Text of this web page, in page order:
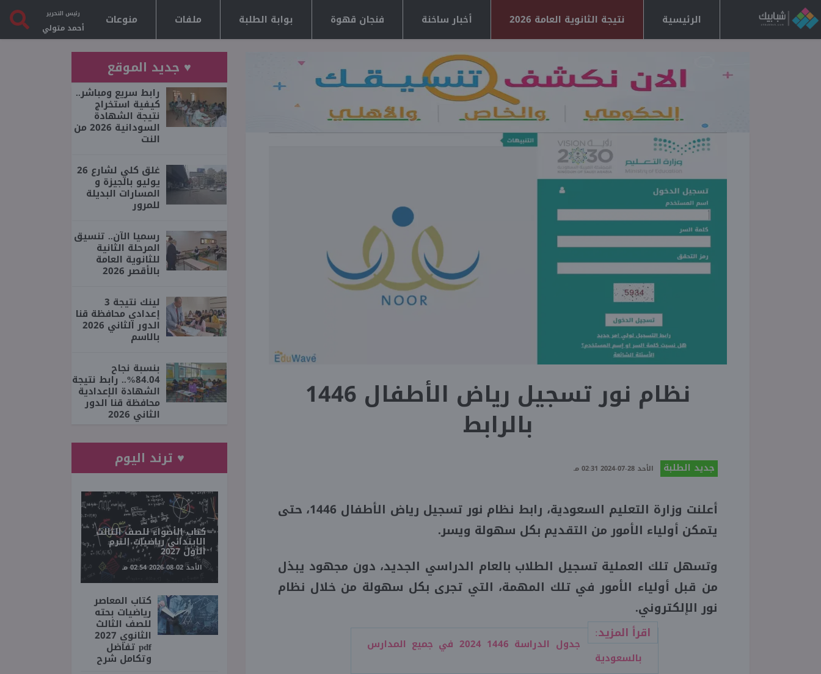
الرئيسية نتيجة الثانوية العامة 2026 أخبار ساخنة فنجان قهوة بوابة الطلبة ملفات منوعات رئيس التحرير
أحمد متولي
نظام نور تسجيل رياض الأطفال 1446
بالرابط
جديد الطلبة الأحد 28-07-2024 02:31 مـ
أعلنت وزارة التعليم السعودية، رابط نظام نور تسجيل رياض الأطفال 1446، حتى
يتمكن أولياء الأمور من التقديم بكل سهولة ويسر.
وتسهل تلك العملية تسجيل الطلاب بالعام الدراسي الجديد، دون مجهود يبذل
من قبل أولياء الأمور في تلك المهمة، التي تجرى بكل سهولة من خلال نظام
نور الإلكتروني.
اقرأ المزيد:
جدول الدراسة 1446 2024 في جميع المدارس
بالسعودية
♥ جديد الموقع
رابط سريع ومباشر..
كيفية استخراج
نتيجة الشهادة
السودانية 2026 من
النت
غلق كلي لشارع 26
يوليو بالجيزة و
المسارات البديلة
للمرور
رسميا الآن.. تنسيق
المرحلة الثانية
للثانوية العامة
بالأقصر 2026
لينك نتيجة 3
إعدادي محافظة قنا
الدور الثاني 2026
بالاسم
بنسبة نجاح
84.04%.. رابط نتيجة
الشهادة الإعدادية
محافظة قنا الدور
الثاني 2026
♥ ترند اليوم
كتاب الأضواء للصف الثالث
الابتدائي رياضيات الترم
الأول 2027
الأحد 02-08-2026 02:54 مـ
كتاب المعاصر
رياضيات بحته
للصف الثالث
الثانوي 2027
pdf تفاضل
وتكامل شرح